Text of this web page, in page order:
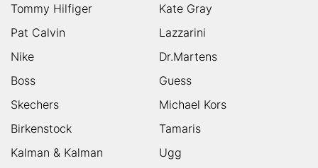
Tommy Hilfiger
Kate Gray
Pat Calvin
Lazzarini
Nike
Dr.Martens
Boss
Guess
Skechers
Michael Kors
Birkenstock
Tamaris
Kalman & Kalman
Ugg